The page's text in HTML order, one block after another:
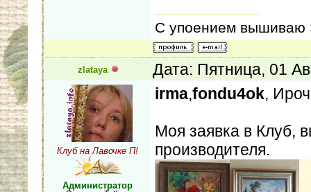
С упоением вышиваю
zlataya Дата: Пятница, 01
Клуб на Лавочке П!
Администратор
irma,fondu4ok,
Моя заявка в Клуб,
производителя.